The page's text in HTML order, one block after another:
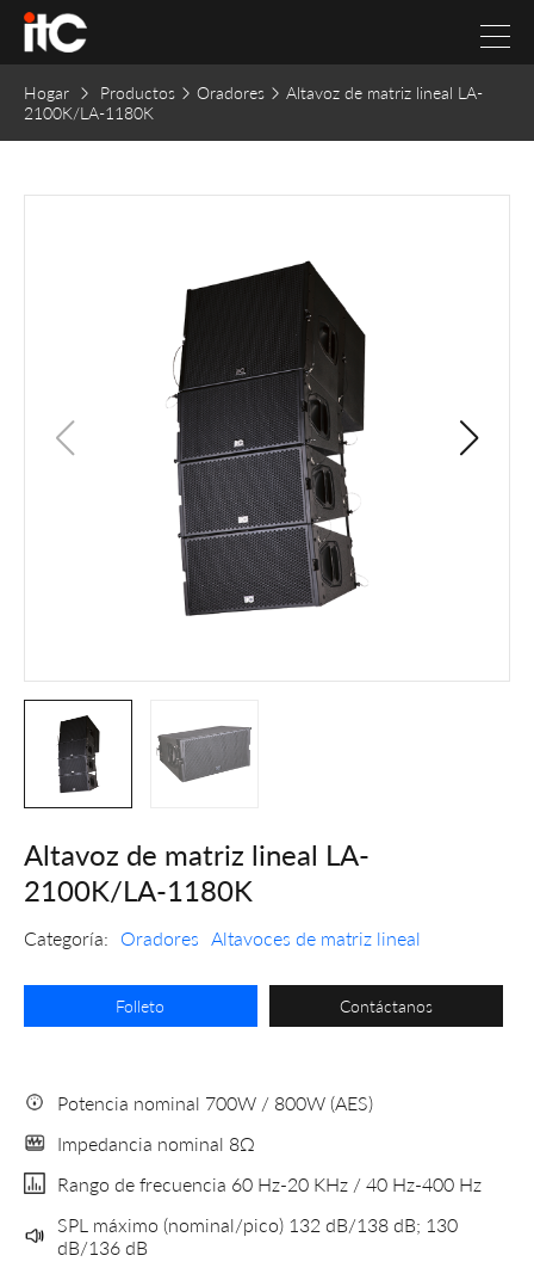
Hogar Productos Oradores
Altavoz de matriz lineal LA-
2100K/LA-1180K
Altavoz de matriz lineal LA-
2100K/LA-1180K
Categoría: Oradores Altavoces de matriz lineal
Folleto Contáctanos
Potencia nominal 700W / 800W (AES)
Impedancia nominal 8Ω
Rango de frecuencia 60 Hz-20 KHz / 40 Hz-400 Hz
SPL máximo (nominal/pico) 132 dB/138 dB; 130
dB/136 dB